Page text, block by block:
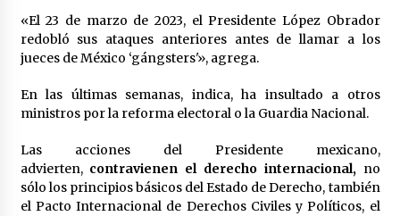
2 meses atrás
«El 23 de marzo de 2023, el Presidente López Obrador
redobló sus ataques anteriores antes de llamar a los
jueces de México ‘gángsters'», agrega.
En las últimas semanas, indica, ha insultado a otros
ministros por la reforma electoral o la Guardia Nacional.
Las acciones del Presidente mexicano,
advierten, contravienen el derecho internacional,no
sólo los principios básicos del Estado de Derecho, también
el Pacto Internacional de Derechos Civiles y Políticos, el